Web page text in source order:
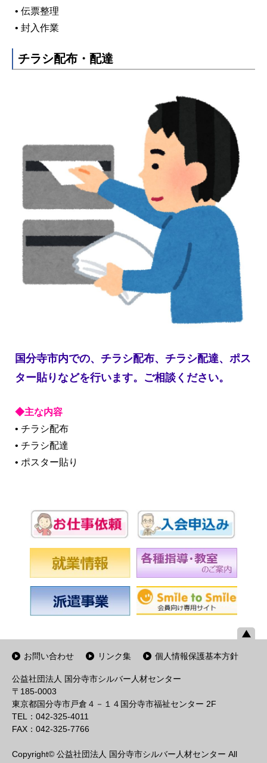
• 伝票整理
• 封入作業
チラシ配布・配達
国分寺市内での、チラシ配布、チラシ配達、ポス
ター貼りなどを行います。ご相談ください。
◆主な内容
• チラシ配布
• チラシ配達
• ポスター貼り
お問い合わせ リンク集 個人情報保護基本方針
公益社団法人 国分寺市シルバー人材センター
〒185-0003
東京都国分寺市戸倉４－１４国分寺市福祉センター 2F
TEL：042-325-4011
FAX：042-325-7766
Copyright© 公益社団法人 国分寺市シルバー人材センター All